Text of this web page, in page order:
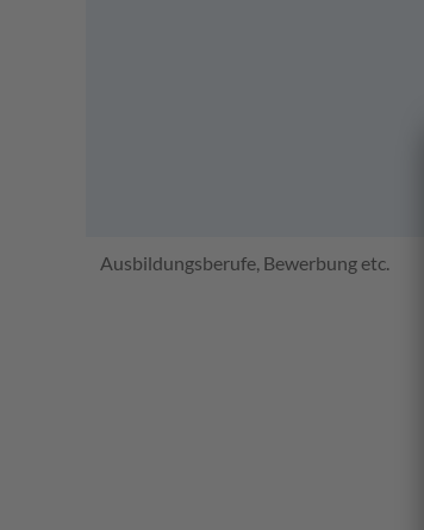
Ausbildungsberufe, Bewerbung etc.